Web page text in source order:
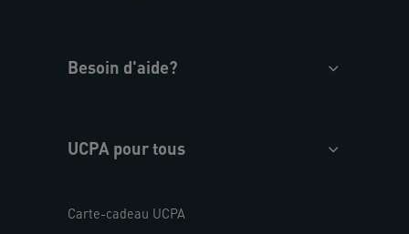
Besoin d'aide?
UCPA pour tous
Carte-cadeau UCPA